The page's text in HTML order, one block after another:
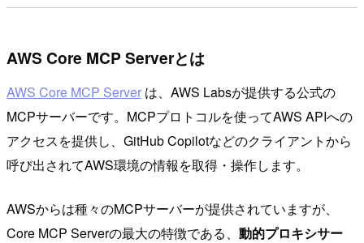
AWS Core MCP Serverとは
AWS Core MCP Server は、AWS Labsが提供する公式の
MCPサーバーです。MCPプロトコルを使ってAWS APIへの
アクセスを提供し、GitHub Copilotなどのクライアントから
呼び出されてAWS環境の情報を取得・操作します。
AWSからは種々のMCPサーバーが提供されていますが、
Core MCP Serverの最大の特徴である、 動的プロキシサー